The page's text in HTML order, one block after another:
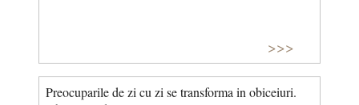
>>>
Preocuparile de zi cu zi se transforma in obiceiuri.